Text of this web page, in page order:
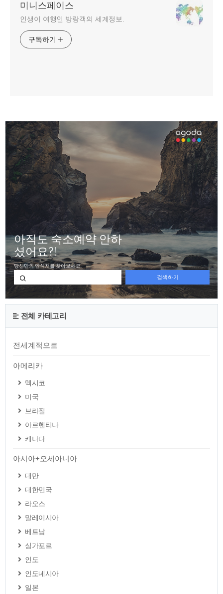
미니스페이스
인생이 여행인 방랑객의 세계정보.
구독하기
전체 카테고리
전세계적으로
아메리카
멕시코
미국
브라질
아르헨티나
캐나다
아시아+오세아니아
대만
대한민국
라오스
말레이시아
베트남
싱가포르
인도
인도네시아
일본